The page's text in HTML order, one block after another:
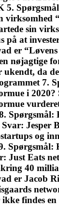
5.
virksomhed
sin
på at
er
nøjagtige
ukendt, da
7.
i
Spørgsmål:
Jesper
og
Spørgsmål:
Just Eats
40
er Jacob
findes en